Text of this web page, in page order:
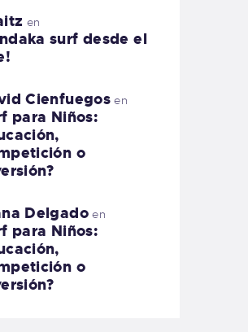
en
surf desde el
Cienfuegos en
para Niños:
o
Delgadoen
para Niños:
o